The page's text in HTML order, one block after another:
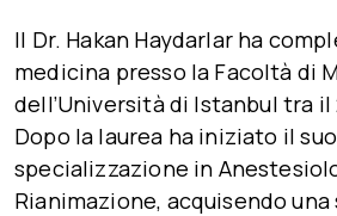
Il Dr. Hakan Haydarlar ha
medicina presso la Facoltà di
dell’Università di Istanbul tra il
Dopo la laurea ha iniziato il
specializzazione in
Rianimazione, acquisendo